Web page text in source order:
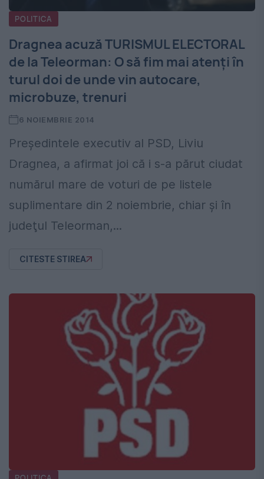
POLITICA
Dragnea acuză TURISMUL ELECTORAL
de la Teleorman: O să fim mai atenţi în
turul doi de unde vin autocare,
microbuze, trenuri
6 NOIEMBRIE 2014
Preşedintele executiv al PSD, Liviu
Dragnea, a afirmat joi că i s-a părut ciudat
numărul mare de voturi de pe listele
suplimentare din 2 noiembrie, chiar şi în
judeţul Teleorman,...
CITESTE STIREA